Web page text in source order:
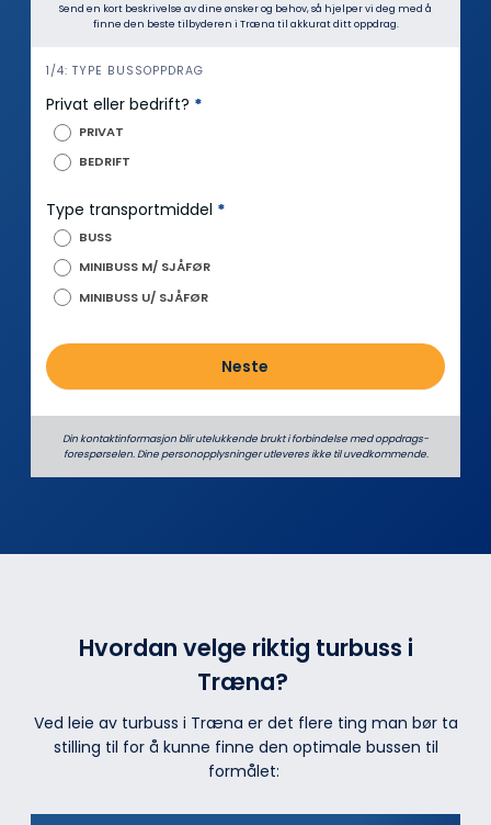
Send en kort beskrivelse av dine ønsker og behov, så hjelper vi deg med å
finne den beste tilbyderen i Træna til akkurat ditt oppdrag.
i
n
n
o
d
1/4: TYPE BUSSOPPDRAG
Privat eller bedrift? *
PRIVAT
BEDRIFT
Type transportmiddel *
BUSS
MINIBUSS M/ SJÅFØR
MINIBUSS U/ SJÅFØR
Neste
Din kontaktinformasjon blir utelukkende brukt i forbindelse med oppdrags­
forespørselen. Dine person­­opplysninger utleveres ikke til uvedkommende.
Hvordan velge riktig turbuss i
Træna?
Ved leie av turbuss i Træna er det flere ting man bør ta
stilling til for å kunne finne den optimale bussen til
formålet: